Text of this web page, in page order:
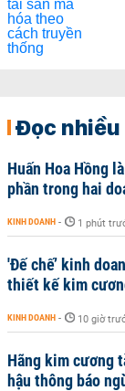
Đọc
Huấn Hoa Hồng
phần trong hai
KINH DOANH - 1 phút
'Đế chế’ kinh
thiết kế kim
KINH DOANH - 10 giờ
Hãng kim cương
hậu thông báo